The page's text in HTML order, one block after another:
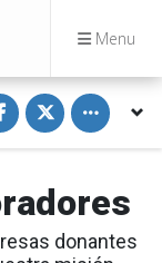
Menu
S
h
a
r
F
c
e
S
h
a
r
n
T
i
t
Toggle
donantes